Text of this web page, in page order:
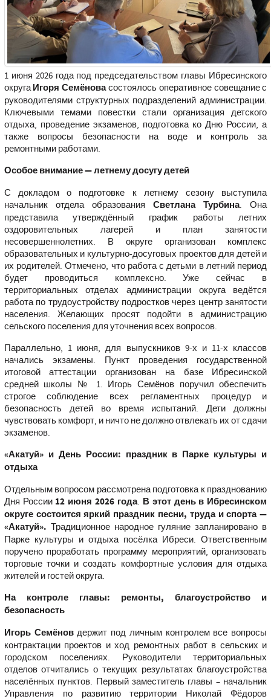
1 июня 2026 года под председательством главы Ибресинского
округаИгоря Семёновасостоялось оперативное совещание с
руководителями структурных подразделений администрации.
Ключевыми темами повестки стали организация детского
отдыха, проведение экзаменов, подготовка ко Дню России, а
также вопросы безопасности на воде и контроль за
ремонтными работами.
Особое внимание — летнему досугу детей
С докладом о подготовке к летнему сезону выступила
начальник отдела образованияСветлана Турбина. Она
представила утверждённый график работы летних
оздоровительных лагерей и план занятости
несовершеннолетних. В округе организован комплекс
образовательных и культурно-досуговых проектов для детей и
их родителей. Отмечено, что работа с детьми в летний период
будет проводиться комплексно. Уже сейчас в
территориальных отделах администрации округа ведётся
работа по трудоустройству подростков через центр занятости
населения. Желающих просят подойти в администрацию
сельского поселения для уточнения всех вопросов.
Параллельно, 1 июня, для выпускников 9-х и 11-х классов
начались экзамены. Пункт проведения государственной
итоговой аттестации организован на базе Ибресинской
средней школы № 1. Игорь Семёнов поручил обеспечить
строгое соблюдение всех регламентных процедур и
безопасность детей во время испытаний. Дети должны
чувствовать комфорт, и ничто не должно отвлекать их от сдачи
экзаменов.
«Акатуй» и День России: праздник в Парке культуры и
отдыха
Отдельным вопросом рассмотрена подготовка к празднованию
Дня России 12 июня 2026 года. В этот день в Ибресинском
округе состоится яркий праздник песни, труда и спорта —
«Акатуй». Традиционное народное гуляние запланировано в
Парке культуры и отдыха посёлка Ибреси. Ответственным
поручено проработать программу мероприятий, организовать
торговые точки и создать комфортные условия для отдыха
жителей и гостей округа.
На контроле главы: ремонты, благоустройство и
безопасность
Игорь Семёновдержит под личным контролем все вопросы
контрактации проектов и ход ремонтных работ в сельских и
городском поселениях. Руководители территориальных
отделов отчитались о текущих результатах благоустройства
населённых пунктов. Первый заместитель главы – начальник
Управления по развитию территории Николай Фёдоров